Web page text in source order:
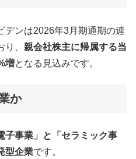
ンは2026年3月期通期の連
り、 親会社株主に帰属する当
増となる見込みです。
か
子事業」と「セラミック事
型企業です。